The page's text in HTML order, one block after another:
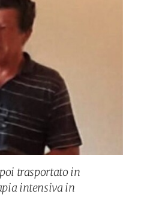
trasportato in
intensiva in